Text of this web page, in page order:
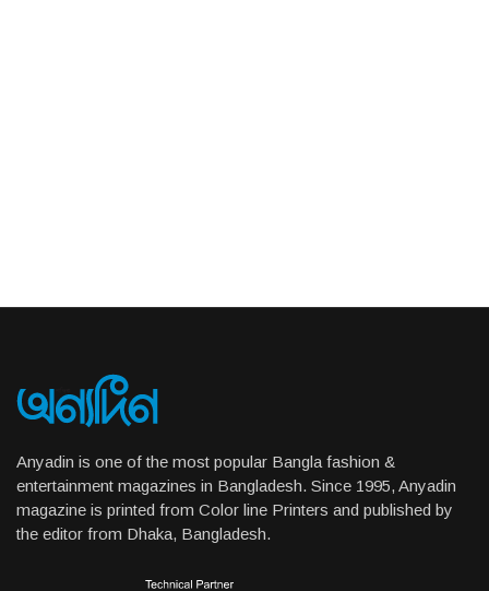
Anyadin is one of the most popular Bangla fashion &
entertainment magazines in Bangladesh. Since 1995, Anyadin
magazine is printed from Color line Printers and published by
the editor from Dhaka, Bangladesh.